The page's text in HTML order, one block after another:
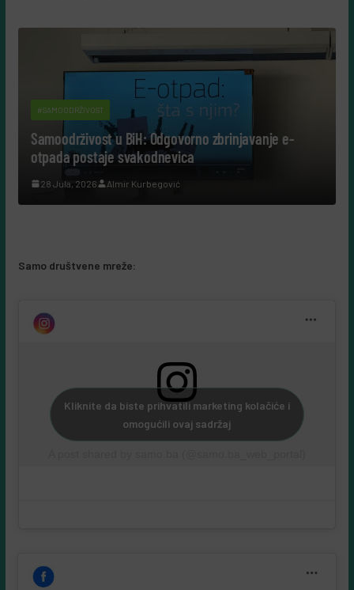
#SAMOODRŽIVOST
Samoodrživost u BiH: Odgovorno zbrinjavanje e-
otpada postaje svakodnevica
28 Jula, 2026 Almir Kurbegović
Samo društvene mreže:
Kliknite da biste prihvatili marketing kolačiće i
omogućili ovaj sadržaj